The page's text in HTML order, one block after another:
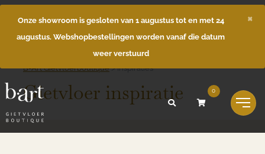
Onze showroom is gesloten van 1 augustus tot en met 24
augustus. Webshopbestellingen worden vanaf die datum
weer verstuurd
×
0
B-Art Gietvloerboutique>Inspiraties
Gietvloer inspiratie